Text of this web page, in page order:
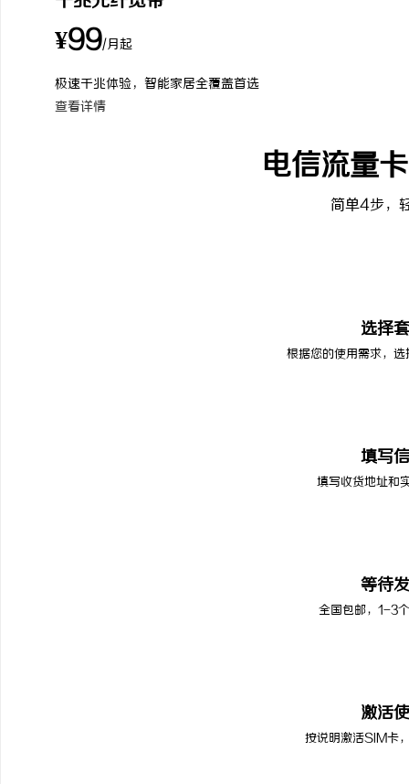
¥99/月起
极速千兆体验，智能家居全覆盖首选
查看详情
电信流量
简单4步，
选择
根据您的使用需求，
填写
填写收货地址和
等待
全国包邮，1-3
激活
按说明激活SIM卡